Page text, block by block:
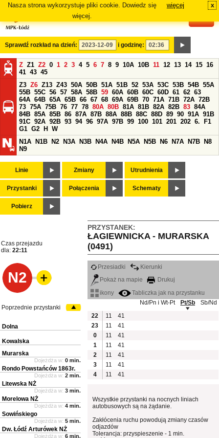
Nasza strona wykorzystuje pliki cookie. Dowiedz się
więcej.
więcej x
Sprawdź rozkład na dzień: i godzinę:
Z Z1 Z2 0 1 2 3 4 5 6 7 8 9 10A 10B 11 12 13 14 15 16
41 43 45
Z3 Z6 Z13 Z43 50A 50B 51A 51B 52 53A 53C 53B 54B 55A
55B 55C 56 57 58A 58B 59 60A 60B 60C 60D 61 62 63
64A 64B 65A 65B 66 67 68 69A 69B 70 71A 71B 72A 72B
73 75A 75B 76 77 78 80A 80B 81A 81B 82A 82B 83 84A
84B 85A 85B 86 87A 87B 88A 88B 88C 88D 89 90 91A 91B
91C 92A 92B 93 94 96 97A 97B 99 100 101 201 202 6.
F1
G1 G2 H
W
N1A
N1B N2 N3A N3B N4A N4B N5A N5B N6 N7A N7B
N8
N9
Linie Zmiany Utrudnienia
Przystanki Połączenia Schematy
Pobierz
PRZYSTANEK:
ŁAGIEWNICKA - MURARSKA
(0491)
Czas przejazdu
dla: 22:11
N2
Przesiadki
Kierunki
Pokaż na mapie
Drukuj
ikony
Tabliczka jak na przystanku
Nd/Pn i Wt-Pt
Pt/Sb
Sb/Nd
22
11
41
23
11
41
0
11
41
1
11
41
2
11
41
3
11
41
4
11 41
Wszystkie przystanki na nocnych liniach
autobusowych są na żądanie.
Zakłócenia ruchu powodują zmiany czasów
odjazdów
Tolerancja: przyspieszenie - 1 min.
Poprzednie przystanki
Dolna
Kowalska
Murarska
Dojeżdża w: 0 min.
Rondo Powstańców 1863r.
Dojeżdża w: 2 min.
Litewska NŻ
Dojeżdża w: 3 min.
Morelowa NŻ
Dojeżdża w: 4 min.
Sowińskiego
Dojeżdża w: 5 min.
Dw. Łódź Arturówek NŻ
Dojeżdża w: 6 min.